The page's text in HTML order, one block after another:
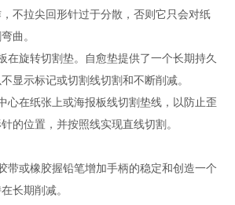
不拉尖回形针过于分散，否则它只会对纸
曲。
旋转切割垫。自愈垫提供了一个长期持久
显示标记或切割线切割和不断削减。
在纸张上或海报板线切割垫线，以防止歪
的位置，并按照线实现直线切割。
或橡胶握铅笔增加手柄的稳定和创造一个
长期削减。